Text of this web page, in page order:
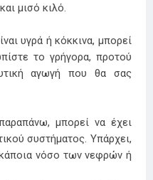
μισό κιλό.
υγρά ή κόκκινα, μπορεί
το γρήγορα, προτού
αγωγή που θα σας
μπορεί να έχει
συστήματος. Υπάρχει,
νόσο των νεφρών ή